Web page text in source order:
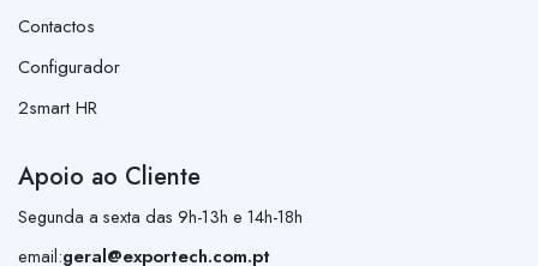
Contactos
Configurador
2smart HR
Apoio ao Cliente
Segunda a sexta das 9h-13h e 14h-18h
email:geral@exportech.com.pt